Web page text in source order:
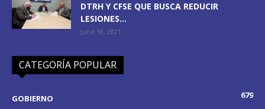
DTRH Y CFSE QUE BUSCA REDUCIR
LESIONES...
June 18, 2021
CATEGORÍA POPULAR
GOBIERNO
679